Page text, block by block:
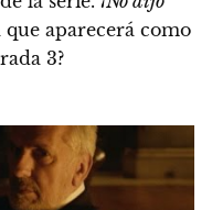
que aparecerá como
3?